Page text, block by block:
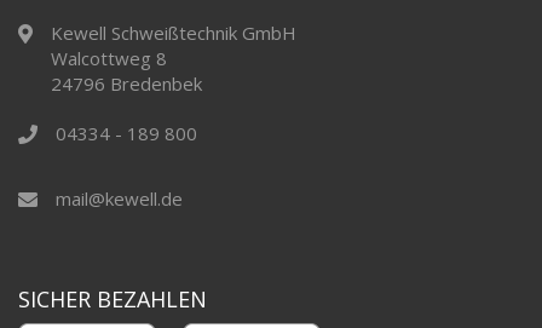
Kewell Schweißtechnik GmbH
Walcottweg 8
24796 Bredenbek
04334 - 189 800
mail@kewell.de
SICHER BEZAHLEN